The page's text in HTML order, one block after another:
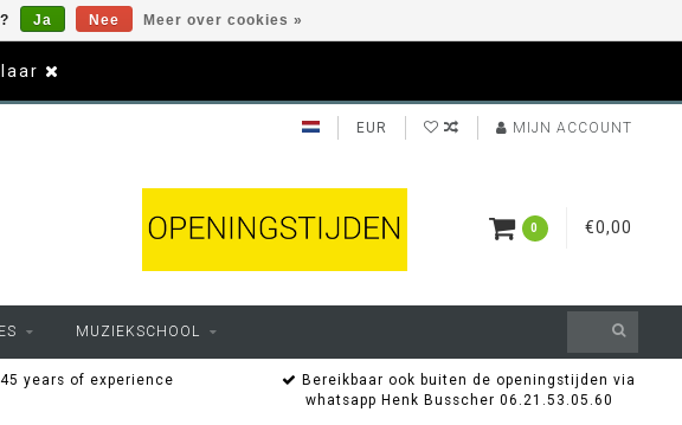
EUR MIJN ACCOUNT
0 €0,00
MUZIEKSCHOOL
45 years of experience
Bereikbaar ook buiten de openingstijden via
whatsapp Henk Busscher 06.21.53.05.60
Ja Nee Meer over cookies »